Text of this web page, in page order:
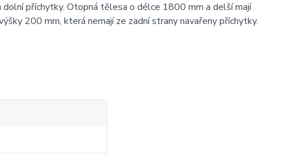
příchytky. Otopná tělesa o délce 1800 mm a delší mají
200 mm, která nemají ze zadní strany navařeny příchytky.